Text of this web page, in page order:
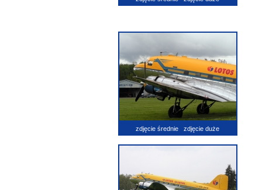
zdjęcie średnie zdjęcie duże